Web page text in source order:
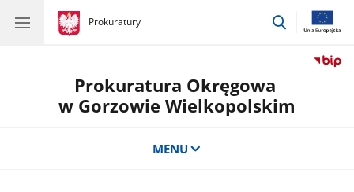
gov.pl
Prokuratury
gov.pl
Prokuratury
przejdź
Prokuratura Okręgowa
w Gorzowie Wielkopolskim
MENU